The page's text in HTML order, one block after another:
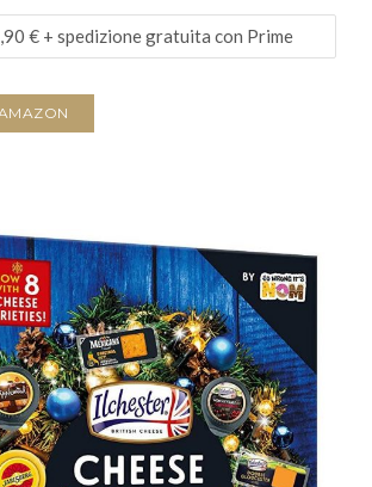
€ + spedizione gratuita con Prime